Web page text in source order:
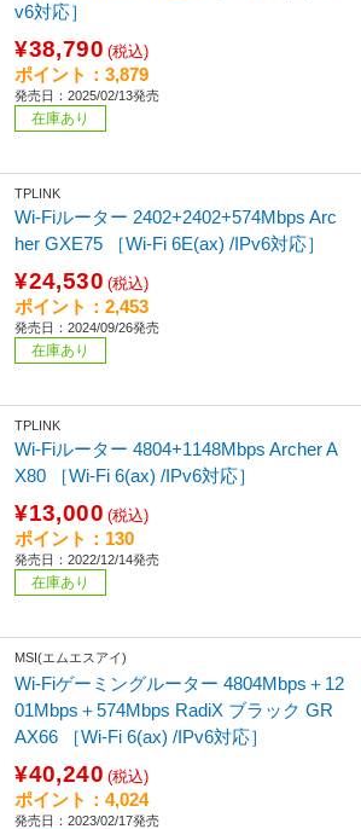
v6対応］
¥38,790 (税込)
ポイント：3,879
発売日：2025/02/13発売
在庫あり
TPLINK
Wi-Fiルーター 2402+2402+574Mbps Arc
her GXE75 ［Wi-Fi 6E(ax) /IPv6対応］
¥24,530 (税込)
ポイント：2,453
発売日：2024/09/26発売
在庫あり
TPLINK
Wi-Fiルーター 4804+1148Mbps Archer A
X80 ［Wi-Fi 6(ax) /IPv6対応］
¥13,000 (税込)
ポイント：130
発売日：2022/12/14発売
在庫あり
MSI(エムエスアイ)
Wi-Fiゲーミングルーター 4804Mbps＋12
01Mbps＋574Mbps RadiX ブラック GR
AX66 ［Wi-Fi 6(ax) /IPv6対応］
¥40,240 (税込)
ポイント：4,024
発売日：2023/02/17発売